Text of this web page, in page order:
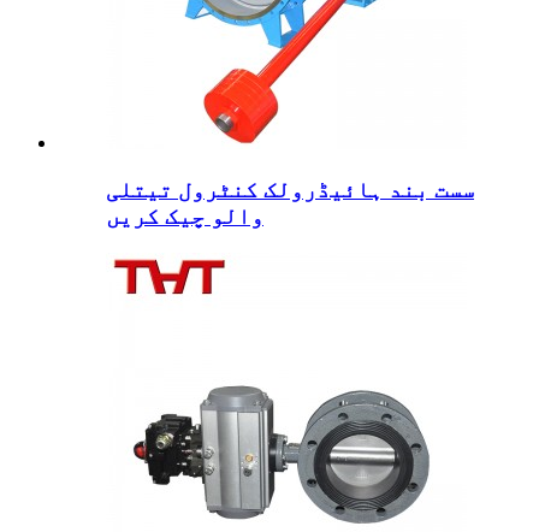
سست بند ہائیڈرولک کنٹرول تیتلی
والو چیک کریں